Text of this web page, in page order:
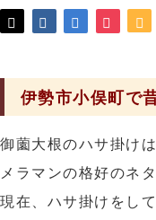
伊勢市小俣町で
御薗大根のハサ掛け
メラマンの格好のネ
現在、ハサ掛けをし